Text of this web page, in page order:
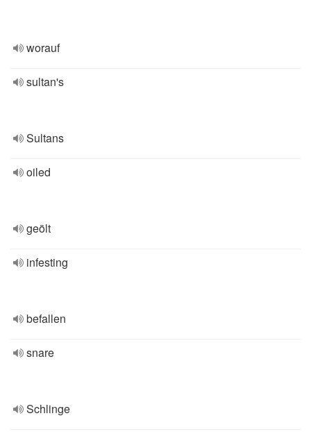
worauf
sultan's
Sultans
oiled
geölt
infesting
befallen
snare
Schlinge